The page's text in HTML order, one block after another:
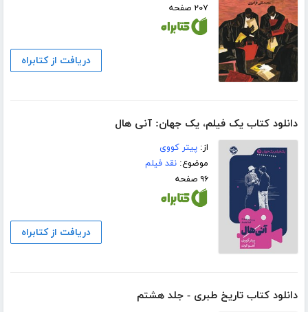
۲۰۷ صفحه
دریافت از کتابراه
دانلود کتاب یک فیلم، یک جهان: آنی هال
از:پیتر کووی
موضوع:نقد فیلم
۹۶ صفحه
دریافت از کتابراه
دانلود کتاب تاریخ طبری - جلد هشتم